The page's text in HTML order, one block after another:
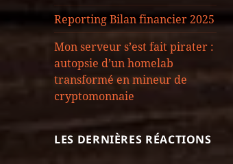
Reporting Bilan financier 2025
Mon serveur s’est fait pirater :
autopsie d’un homelab
transformé en mineur de
cryptomonnaie
LES DERNIÈRES RÉACTIONS